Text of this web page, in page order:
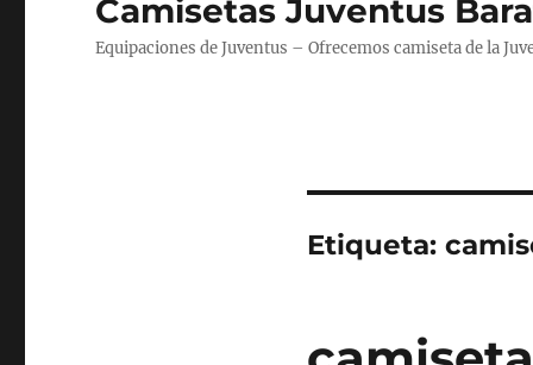
Camisetas Juventus
Equipaciones de Juventus – Ofrecemos camiseta de la
Etiqueta: